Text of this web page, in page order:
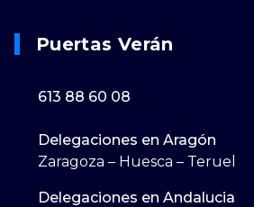
Puertas Verán
613 88 60 08
Delegaciones en Aragón
Zaragoza – Huesca – Teruel
Delegaciones en Andalucia